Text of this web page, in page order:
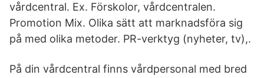
vårdcentral. Ex. Förskolor, vårdcentralen.
Promotion Mix. Olika sätt att marknadsföra sig
på med olika metoder. PR-verktyg (nyheter, tv),.
På din vårdcentral finns vårdpersonal med bred